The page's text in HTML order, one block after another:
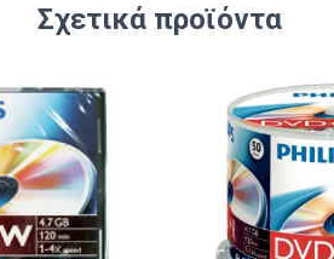
Σχετικά προϊόντα